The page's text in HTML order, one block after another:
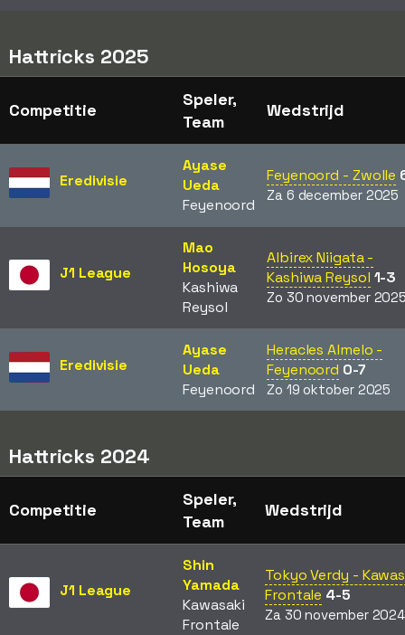
Hattricks 2025
Competitie
Speler,
Team
Wedstrijd
Eredivisie
Ayase
Ueda
Feyenoord
Feyenoord - Zwolle
Za 6 december 2025
J1 League
Mao
Hosoya
Kashiwa
Reysol
Albirex Niigata -
Kashiwa Reysol 1-3
Zo 30 november
Eredivisie
Ayase
Ueda
Feyenoord
Heracles Almelo -
Feyenoord 0-7
Zo 19 oktober 2025
Hattricks 2024
Competitie
Speler,
Team
Wedstrijd
J1 League
Shin
Yamada
Kawasaki
Frontale
Tokyo Verdy -
Frontale 4-5
Za 30 november 2024